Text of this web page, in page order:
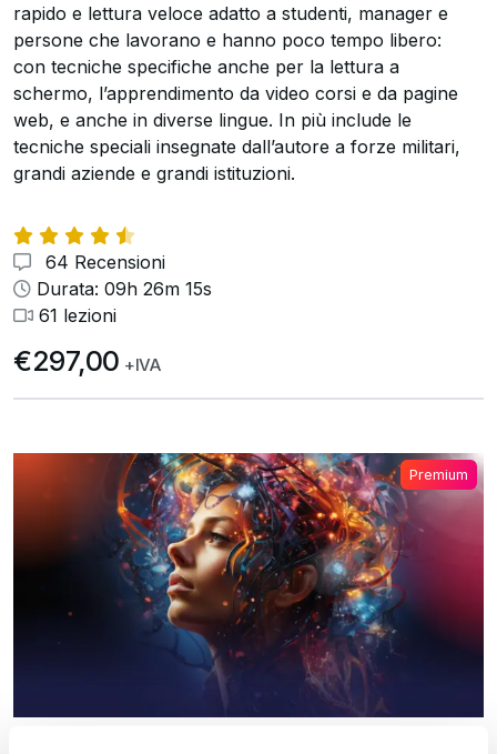
rapido e lettura veloce adatto a studenti, manager e
persone che lavorano e hanno poco tempo libero:
con tecniche specifiche anche per la lettura a
schermo, l’apprendimento da video corsi e da pagine
web, e anche in diverse lingue. In più include le
tecniche speciali insegnate dall’autore a forze militari,
grandi aziende e grandi istituzioni.
64 Recensioni
Durata: 09h 26m 15s
61 lezioni
€297,00 +IVA
Premium